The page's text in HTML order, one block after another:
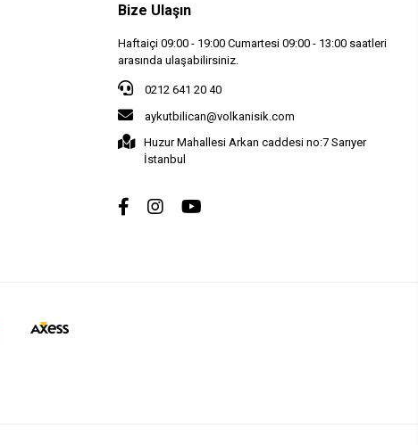
Bize Ulaşın
Haftaiçi 09:00 - 19:00 Cumartesi 09:00 - 13:00 saatleri
arasında ulaşabilirsiniz.
0212 641 20 40
aykutbilican@volkanisik.com
Huzur Mahallesi Arkan caddesi no:7 Sarıyer
İstanbul